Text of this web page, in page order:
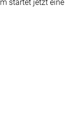
startet jetzt eine